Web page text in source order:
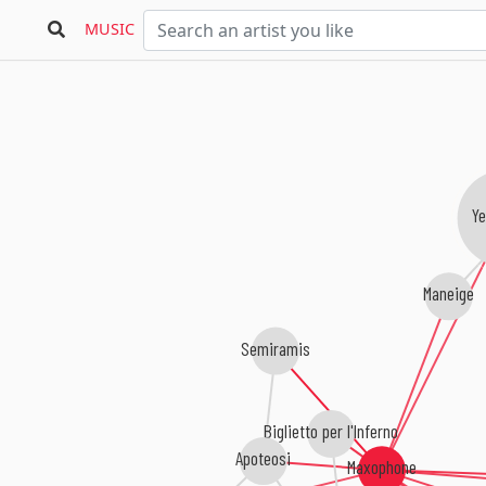
MUSIC
Maxophone
Semiramis
Biglietto per l'Inferno
Apoteosi
Maneige